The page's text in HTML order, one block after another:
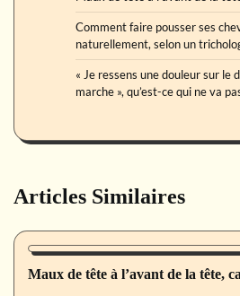
Comment faire pousser ses
naturellement, selon un
« Je ressens une douleur sur le
marche », qu’est-ce qui ne va
Articles Similaires
Symptôme
Maux de tête à l’avant de la tête,